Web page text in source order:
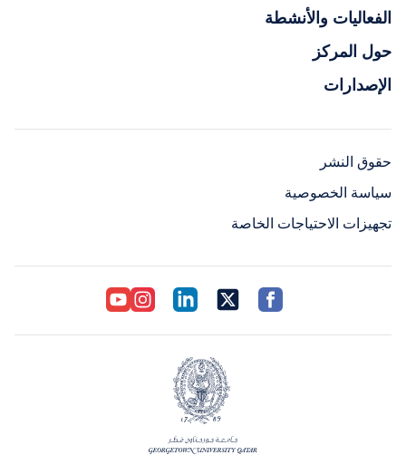
الفعاليات والأنشطة
حول المركز
الإصدارات
حقوق النشر
سياسة الخصوصية
تجهيزات الاحتياجات الخاصة